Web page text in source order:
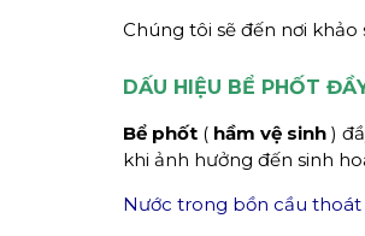
Chúng tôi sẽ đến nơi
DẤU HIỆU BỂ PHỐT
Bể phốt ( hầm vệ sinh )
khi ảnh hưởng đến sinh
Nước trong bồn cầu